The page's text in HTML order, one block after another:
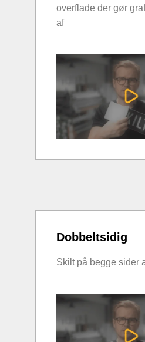
overflade der gør
af
Dobbeltsidig
Skilt på begge sider